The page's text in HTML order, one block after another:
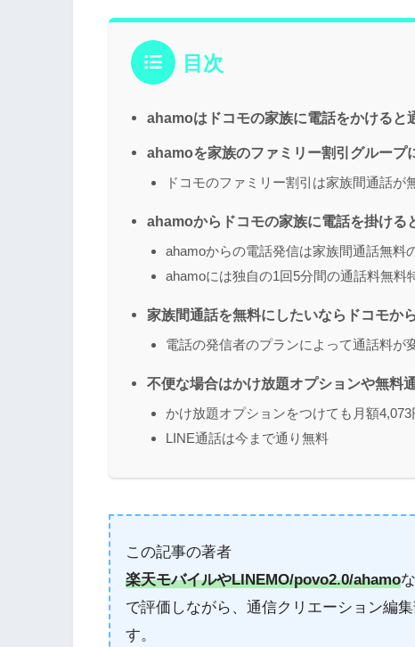
目次
ahamoはドコモの家族に電話をかけると
ahamoを家族のファミリー割引グループ
ドコモのファミリー割引は家族間通話が
ahamoからドコモの家族に電話を掛ける
ahamoからの電話発信は家族間通話無料
ahamoには独自の1回5分間の通話料無料
家族間通話を無料にしたいならドコモか
電話の発信者のプランによって通話料が
不便な場合はかけ放題オプションや無料
かけ放題オプションをつけても月額
LINE通話は今まで通り無料
この記事の著者
楽天モバイルやLINEMO/povo2.0/ahamo
で評価しながら、通信クリエーション編
す。